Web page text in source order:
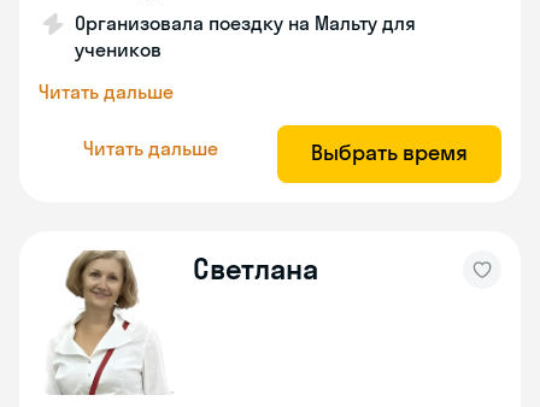
Организовала поездку на Мальту для
учеников
Читать дальше
Читать дальше Выбрать время
Светлана